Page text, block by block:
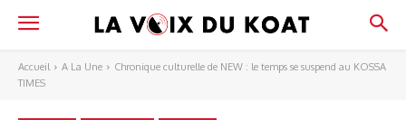
Accueil A La Une
Chronique culturelle de NEW : le temps se suspend au KOSSA
TIMES